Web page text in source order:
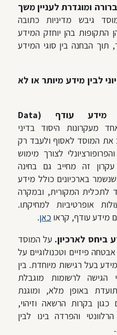
ומוגדרת לעניין משך
גיבש מדיניות כתובה
התקופות בהן יוחזק המידע
תוך הבחנה בין סוגי המידע
לבין מידע מיותר או לא
מדיניות צמצום מידע עודף (Data
מעקרונות היסוד בדיני
את המוסד לאסוף ולעבד רק
לצורך מימוש
עקרון זה מחייב גם בחינה
בארכיונים כולל מידע
לתכלית המקורית, ובמקרה
אופרטיביות למחיקתו.
מידע עודף, קראו כאן.
ביחס לארכיון. על המוסד
פיזיים וטכנולוגיים על
בעל רגישות מיוחדת. בין
הגישה לרשומות מוגבלת
באופן מלא, ומוגנת
כגון בקרות הרשאה וזיהוי,
והפרדה בינו לבין